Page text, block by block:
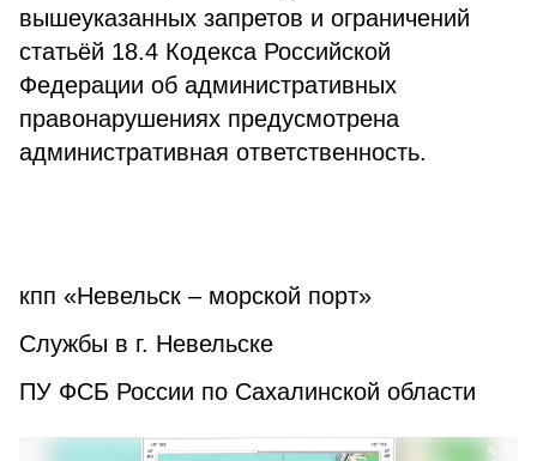
вышеуказанных запретов и ограничений
статьёй 18.4 Кодекса Российской
Федерации об административных
правонарушениях предусмотрена
административная ответственность.
кпп «Невельск – морской порт»
Службы в г. Невельске
ПУ ФСБ России по Сахалинской области